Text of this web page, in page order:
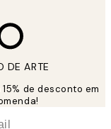
DE ARTE
de desconto em